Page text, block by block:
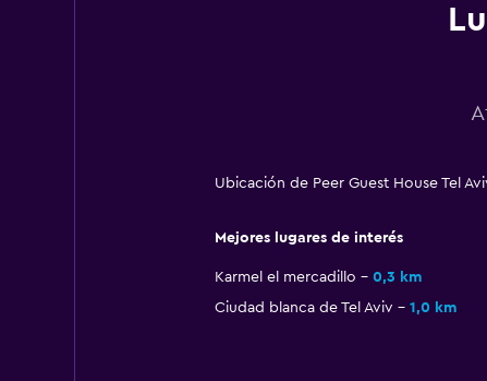
Ubicación de Peer Guest House Tel
Mejores lugares de interés
Karmel el mercadillo 0,3 km
Ciudad blanca de Tel Aviv
1,0 km